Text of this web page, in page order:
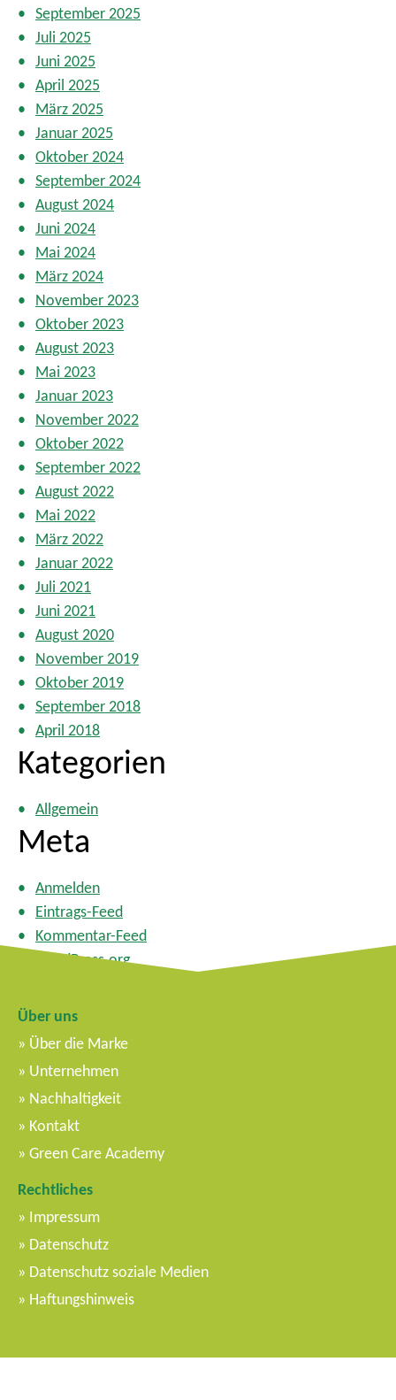
September 2025
Juli 2025
Juni 2025
April 2025
März 2025
Januar 2025
Oktober 2024
September 2024
August 2024
Juni 2024
Mai 2024
März 2024
November 2023
Oktober 2023
August 2023
Mai 2023
Januar 2023
November 2022
Oktober 2022
September 2022
August 2022
Mai 2022
März 2022
Januar 2022
Juli 2021
Juni 2021
August 2020
November 2019
Oktober 2019
September 2018
April 2018
Kategorien
Allgemein
Meta
Anmelden
Eintrags-Feed
Kommentar-Feed
WordPress.org
Über uns
Über die Marke
Unternehmen
Nachhaltigkeit
Kontakt
Green Care Academy
Rechtliches
Impressum
Datenschutz
Datenschutz soziale Medien
Haftungshinweis